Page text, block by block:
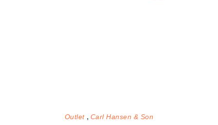
Outlet Carl Hansen & Son